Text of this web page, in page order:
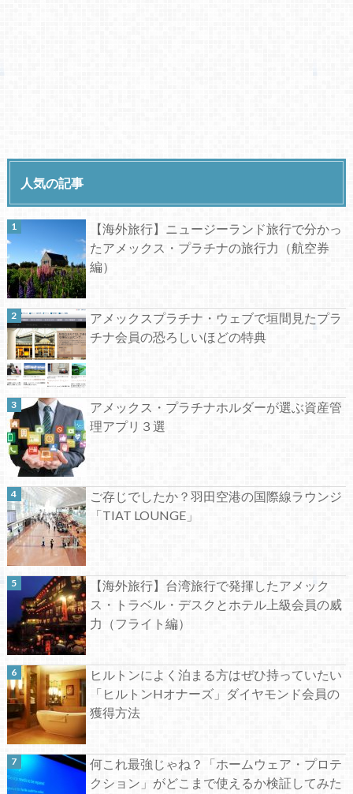
人気の記事
【海外旅行】ニュージーランド旅行で分かっ
たアメックス・プラチナの旅行力（航空券
編）
アメックスプラチナ・ウェブで垣間見たプラ
チナ会員の恐ろしいほどの特典
アメックス・プラチナホルダーが選ぶ資産管
理アプリ３選
ご存じでしたか？羽田空港の国際線ラウンジ
「TIAT LOUNGE」
【海外旅行】台湾旅行で発揮したアメック
ス・トラベル・デスクとホテル上級会員の威
力（フライト編）
ヒルトンによく泊まる方はぜひ持っていたい
「ヒルトンHオナーズ」ダイヤモンド会員の
獲得方法
何これ最強じゃね？「ホームウェア・プロテ
クション」がどこまで使えるか検証してみた